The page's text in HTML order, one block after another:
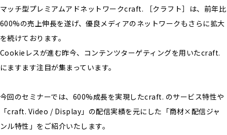
マッチ型プレミアムアドネットワークcraft. ［クラフト］は、前年比
600%の売上伸長を遂げ、優良メディアのネットワークもさらに拡大
を続けております。
Cookieレスが進む昨今、コンテンツターゲティングを用いたcraft.
にますます注目が集まっています。
今回のセミナーでは、600%成長を実現したcraft. のサービス特性や
「craft. Video / Display」の配信実績を元にした「商材×配信ジャ
ンル特性」をご紹介いたします。